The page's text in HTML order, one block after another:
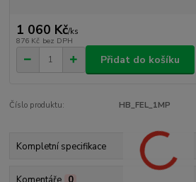
1 060 Kč/ks
876 Kč bez DPH
Přidat do košíku
Číslo produktu: HB_FEL_1MP
Kompletní specifikace